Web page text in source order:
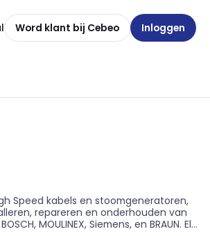
Word klant bij Cebeo Inloggen
Speed kabels en stoomgeneratoren,
repareren en onderhouden van
MOULINEX, Siemens, en BRAUN. Elk